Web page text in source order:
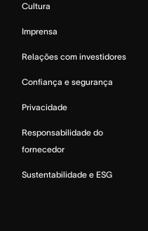
Cultura
Imprensa
Relações com investidores
Confiança e segurança
Privacidade
Responsabilidade do
fornecedor
Sustentabilidade e ESG